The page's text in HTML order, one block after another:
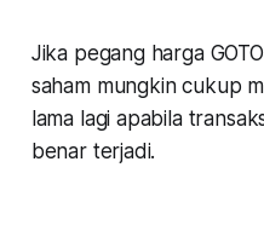
Jika pegang harga
saham mungkin cukup
lama lagi apabila
benar terjadi.